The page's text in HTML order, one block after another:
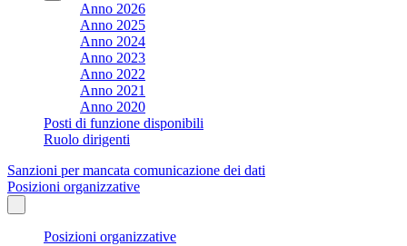
Anno 2026
Anno 2025
Anno 2024
Anno 2023
Anno 2022
Anno 2021
Anno 2020
Posti di funzione disponibili
Ruolo dirigenti
Sanzioni per mancata comunicazione dei dati
Posizioni organizzative
Posizioni organizzative